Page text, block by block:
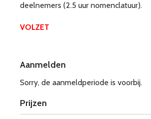
deelnemers (2.5 uur nomenclatuur).
VOLZET
Aanmelden
Sorry, de aanmeldperiode is voorbij.
Prijzen